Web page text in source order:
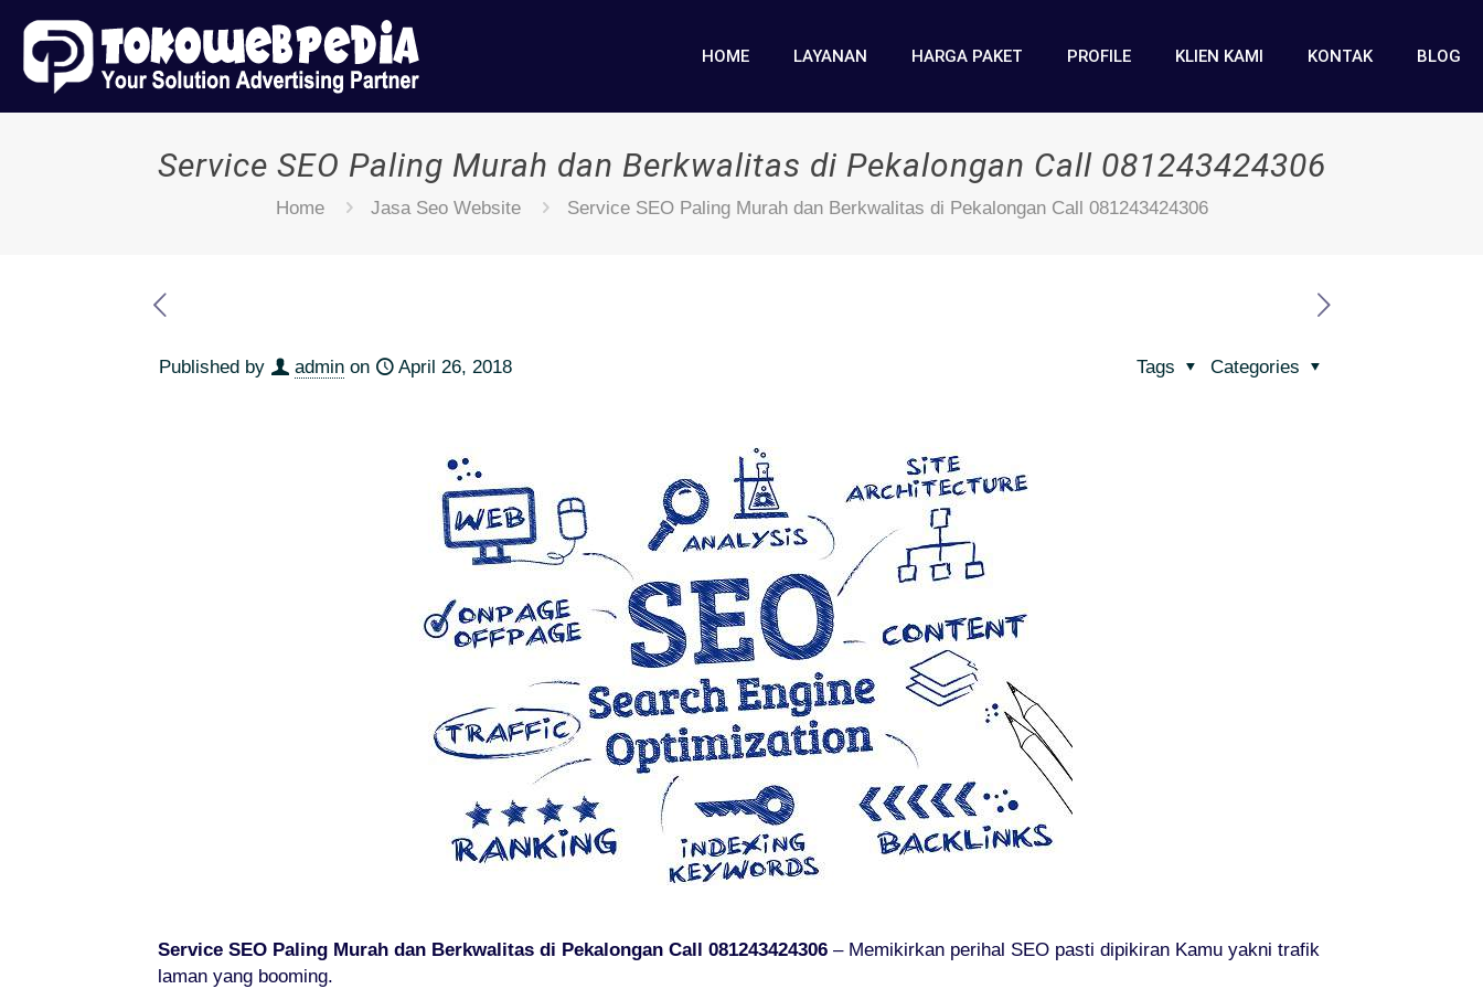
HOME LAYANAN HARGA PAKET PROFILE KLIEN KAMI KONTAK BLOG
Service SEO Paling Murah dan Berkwalitas di Pekalongan Call 081243424306
Home Jasa Seo Website Service SEO Paling Murah dan Berkwalitas di Pekalongan Call 081243424306
Published by admin on April 26, 2018 Categories
Tags
Service SEO Paling Murah dan Berkwalitas di Pekalongan Call 081243424306– Memikirkan perihal SEO pasti dipikiran Kamu yakni trafik
laman yang booming.